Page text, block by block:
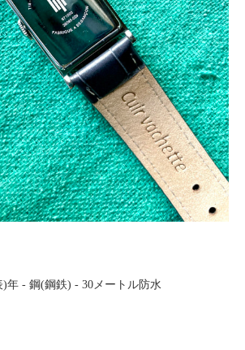
年 - 鋼(鋼鉄) - 30メートル防水